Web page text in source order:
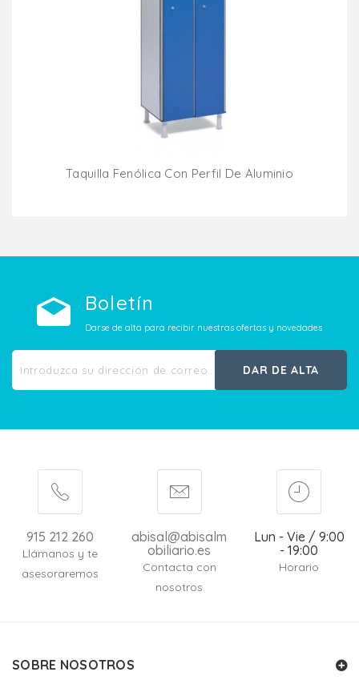
Taquilla Fenólica Con Perfil De Aluminio
Boletín
Darse de alta para recibir nuestras ofertas y novedades
DAR DE ALTA
915 212 260
Llámanos y te
asesoraremos
abisal@abisalm
obiliario.es
Contacta con
nosotros
Lun - Vie / 9:00
- 19:00
Horario
SOBRE NOSOTROS